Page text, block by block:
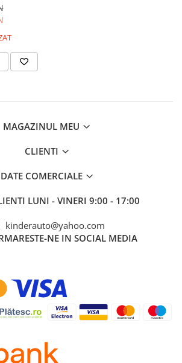
MAGAZINUL MEU
CLIENTI
DATE COMERCIALE
LUNI - VINERI 9:00 - 17:00
kinderauto@yahoo.com
NE IN SOCIAL MEDIA